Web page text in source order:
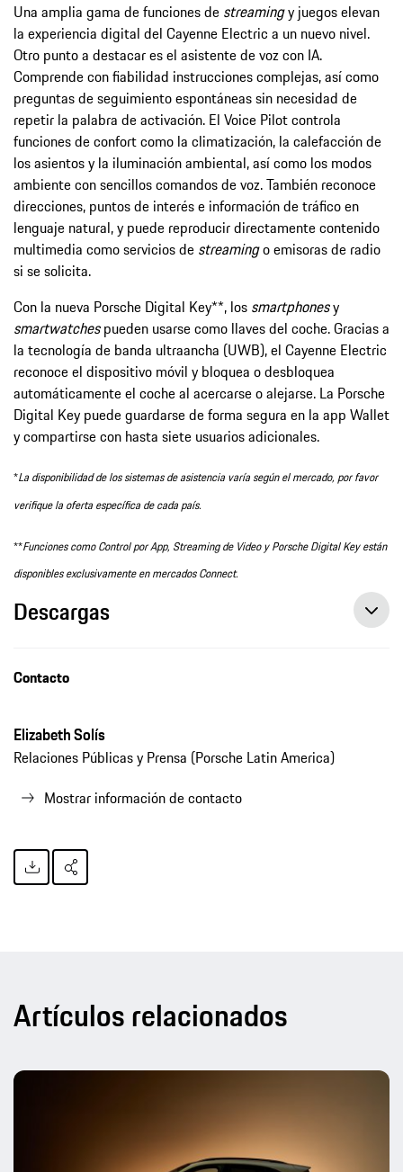
Una amplia gama de funciones de streamingy juegos elevan
la experiencia digital del Cayenne Electric a un nuevo nivel.
Otro punto a destacar es el asistente de voz con IA.
Comprende con fiabilidad instrucciones complejas, así como
preguntas de seguimiento espontáneas sin necesidad de
repetir la palabra de activación. El Voice Pilot controla
funciones de confort como la climatización, la calefacción de
los asientos y la iluminación ambiental, así como los modos
ambiente con sencillos comandos de voz. También reconoce
direcciones, puntos de interés e información de tráfico en
lenguaje natural, y puede reproducir directamente contenido
multimedia como servicios de streamingo emisoras de radio
si se solicita.
Con la nueva Porsche Digital Key**, los smartphonesy
smartwatchespueden usarse como llaves del coche. Gracias a
la tecnología de banda ultraancha (UWB), el Cayenne Electric
reconoce el dispositivo móvil y bloquea o desbloquea
automáticamente el coche al acercarse o alejarse. La Porsche
Digital Key puede guardarse de forma segura en la app Wallet
y compartirse con hasta siete usuarios adicionales.
*La disponibilidad de los sistemas de asistencia varía según el mercado, por favor
verifique la oferta específica de cada país.
**Funciones como Control por App, Streaming de Video y Porsche Digital Key están
disponibles exclusivamente en mercados Connect.
Descargas
Contacto
Elizabeth Solís
Relaciones Públicas y Prensa (Porsche Latin America)
Mostrar información de contacto
Artículos relacionados